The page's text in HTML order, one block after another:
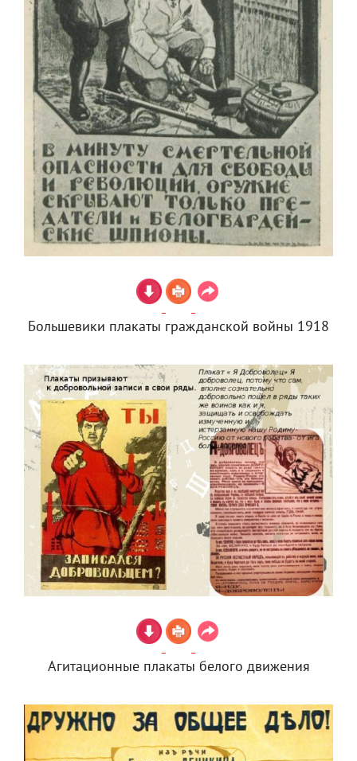
Большевики плакаты гражданской войны 1918
Агитационные плакаты белого движения